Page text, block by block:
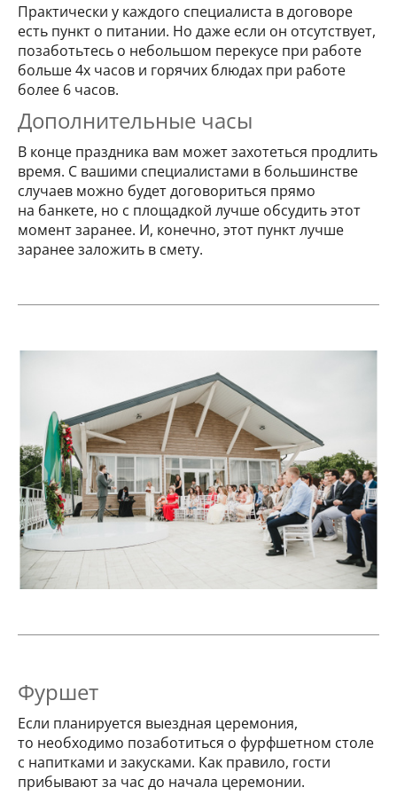
Практически у каждого специалиста в договоре
есть пункт о питании. Но даже если он отсутствует,
позаботьтесь о небольшом перекусе при работе
больше 4х часов и горячих блюдах при работе
более 6 часов.
Дополнительные часы
В конце праздника вам может захотеться продлить
время. С вашими специалистами в большинстве
случаев можно будет договориться прямо
на банкете, но с площадкой лучше обсудить этот
момент заранее. И, конечно, этот пункт лучше
заранее заложить в смету.
Фуршет
Если планируется выездная церемония,
то необходимо позаботиться о фурфшетном столе
с напитками и закусками. Как правило, гости
прибывают за час до начала церемонии.